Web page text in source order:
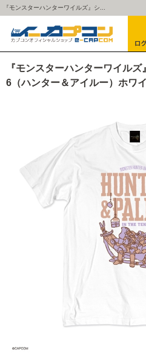
『モンスターハンターワイルズ』シ...
『モンスターハンターワイル
6（ハンター＆アイルー）ホワ